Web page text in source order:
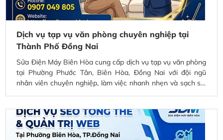
Dịch vụ tạp vụ văn phòng chuyên nghiệp tại
Thành Phố Đồng Nai
Sửa Điện Máy Biên Hòa cung cấp dịch vụ tạp vụ văn phòng
tại Phường Phước Tân, Biên Hòa, Đồng Nai với đội ngũ
nhân viên chuyên nghiệp, làm việc nhanh nhẹn và sạch sẽ.
trường làm việc hiệu quả cho doanh nghiệp.